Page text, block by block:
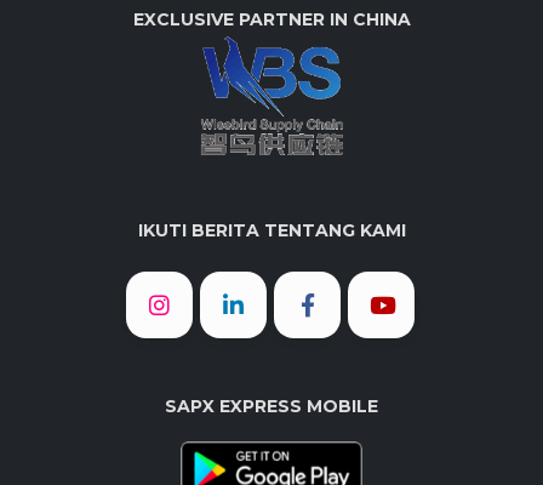
EXCLUSIVE PARTNER IN CHINA
IKUTI BERITA TENTANG KAMI
SAPX EXPRESS MOBILE